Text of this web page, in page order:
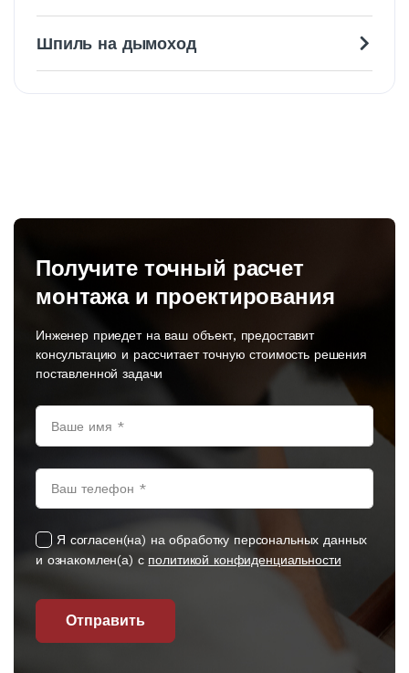
Шпиль на дымоход
Получите точный расчет
монтажа и проектирования
Инженер приедет на ваш объект, предоставит
консультацию и рассчитает точную стоимость решения
поставленной задачи
Я согласен(на) на обработку персональных данных
и ознакомлен(а) с политикой конфиденциальности
Отправить